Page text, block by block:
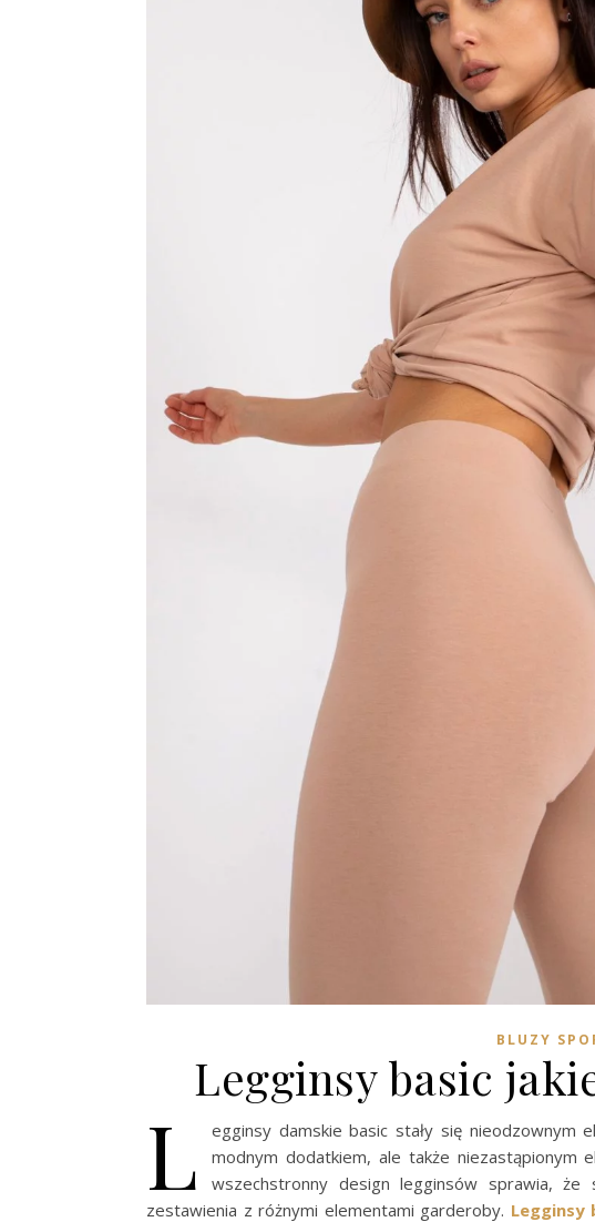
BLUZY
Legginsy basic
L
egginsy damskie basic stały się nieodzownym
modnym dodatkiem, ale także niezastąpionym
wszechstronny design legginsów sprawia,
zestawienia z różnymi elementami garderoby. Legginsy